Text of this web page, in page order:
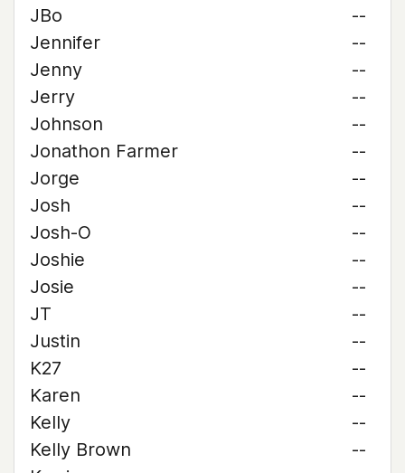
JBo
--
Jennifer
--
Jenny
--
Jerry
--
Johnson
--
Jonathon Farmer
--
Jorge
--
Josh
--
Josh-O
--
Joshie
--
Josie
--
JT
--
Justin
--
K27
--
Karen
--
Kelly
--
Kelly Brown
--